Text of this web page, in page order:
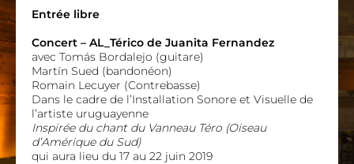
Entrée libre
Concert – AL_Térico de Juanita Fernandez
avec Tomás Bordalejo (guitare)
Martín Sued (bandonéon)
Romain Lecuyer (Contrebasse)
Dans le cadre de l’Installation Sonore et Visuelle de
l’artiste uruguayenne
Inspirée du chant du Vanneau Téro (Oiseau
d’Amérique du Sud)
qui aura lieu du 17 au 22 juin 2019